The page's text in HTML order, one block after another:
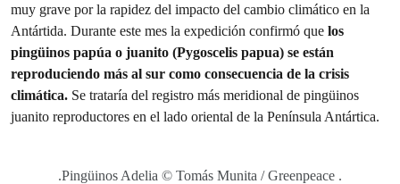
muy grave por la rapidez del impacto del cambio climático en la
Antártida. Durante este mes la expedición confirmó que los
pingüinos papúa o juanito (Pygoscelis papua) se están
reproduciendo más al sur como consecuencia de la crisis
climática. Se trataría del registro más meridional de pingüinos
juanito reproductores en el lado oriental de la Península Antártica.
.Pingüinos Adelia © Tomás Munita / Greenpeace .